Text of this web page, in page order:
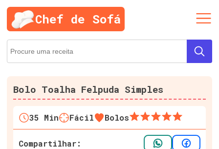
Chef de Sofá
Bolo Toalha Felpuda Simples
35 Min Fácil Bolos
Compartilhar: